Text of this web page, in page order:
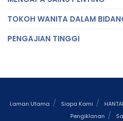
TOKOH WANITA DALAM
PENGAJIAN TINGGI
Laman Utama Siapa Kami
Pengiklanan